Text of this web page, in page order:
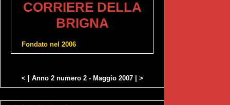
CORRIERE DELLA
BRIGNA
Fondato nel 2006
< | Anno 2 numero 2 - Maggio 2007 | >